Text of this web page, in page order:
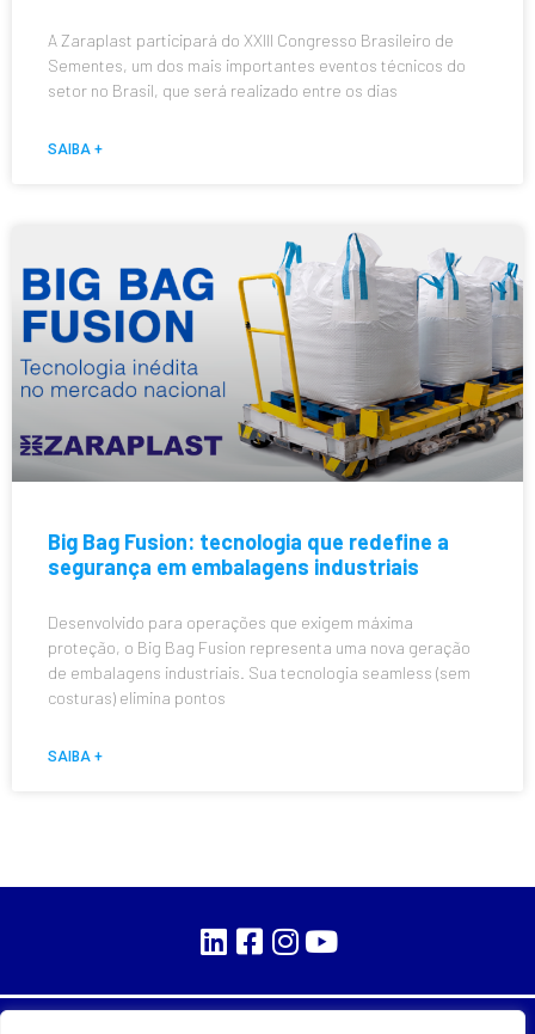
A Zaraplast participará do XXIII Congresso Brasileiro de
Sementes, um dos mais importantes eventos técnicos do
setor no Brasil, que será realizado entre os dias
SAIBA +
Big Bag Fusion: tecnologia que redefine a
segurança em embalagens industriais
Desenvolvido para operações que exigem máxima
proteção, o Big Bag Fusion representa uma nova geração
de embalagens industriais. Sua tecnologia seamless (sem
costuras) elimina pontos
SAIBA +